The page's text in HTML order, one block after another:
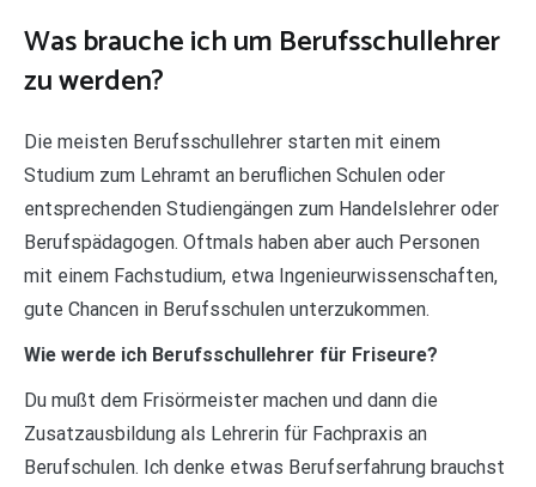
Was brauche ich um Berufsschullehrer
zu werden?
Die meisten Berufsschullehrer starten mit einem
Studium zum Lehramt an beruflichen Schulen oder
entsprechenden Studiengängen zum Handelslehrer oder
Berufspädagogen. Oftmals haben aber auch Personen
mit einem Fachstudium, etwa Ingenieurwissenschaften,
gute Chancen in Berufsschulen unterzukommen.
Wie werde ich Berufsschullehrer für Friseure?
Du mußt dem Frisörmeister machen und dann die
Zusatzausbildung als Lehrerin für Fachpraxis an
Berufschulen. Ich denke etwas Berufserfahrung brauchst